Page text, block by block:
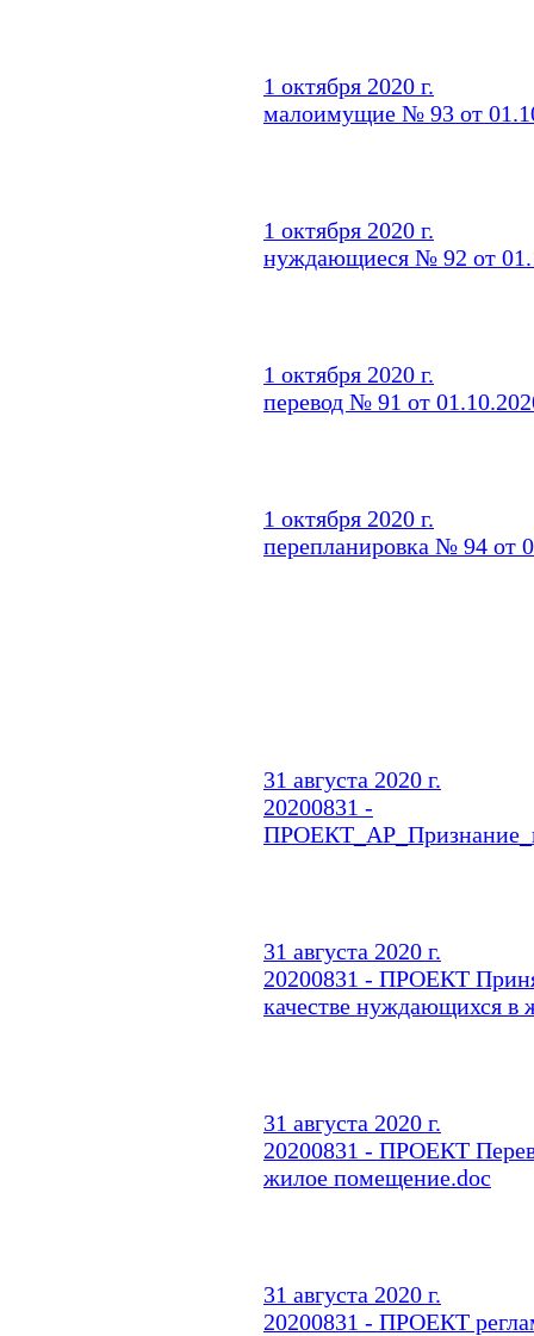
1 октября 2020 г.
малоимущие № 93 от
1 октября 2020 г.
нуждающиеся № 92 от
1 октября 2020 г.
перевод № 91 от
1 октября 2020 г.
перепланировка № 94 от
31 августа 2020 г.
20200831 -
31 августа 2020 г.
20200831 - ПРОЕКТ
качестве нуждающихся
31 августа 2020 г.
20200831 - ПРОЕКТ
жилое помещение.doc
31 августа 2020 г.
20200831 - ПРОЕКТ